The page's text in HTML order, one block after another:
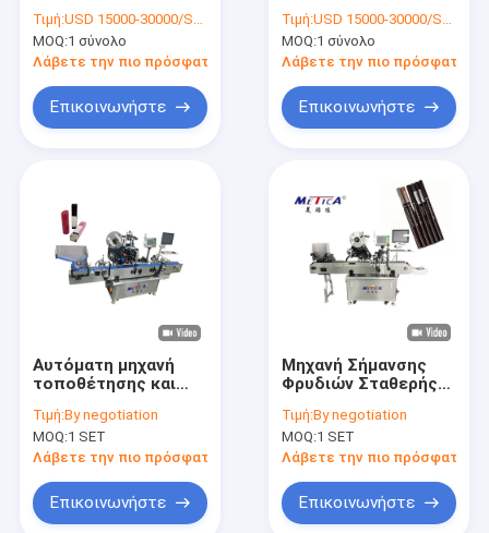
μηχανή υψηλό
Intellectualization
κάλυψης
Τιμή:USD 15000-30000/SET
MOQ:1 σύνολο
Λάβετε την πιο πρόσφατη τιμή
Επικοινωνήστε
500kg κάλυψης για
την κρέμα 50ml
Τιμή:USD 15000-30000/SET
MOQ:1 σύνολο
Λάβετε την πιο πρόσφατη
Επικοινωνήστε
Αυτόματη μηχανή
τοποθέτησης και
κάτω μέρος σωλήνα
για lipgloss
Τιμή:By negotiation
MOQ:1 SET
Λάβετε την πιο πρόσφατη τιμή
Επικοινωνήστε
Μηχανή Σήμανσης
Φρυδιών Σταθερής
Τιμή:By negotiation
MOQ:1 SET
Λάβετε την πιο πρόσφατη
Επικοινωνήστε